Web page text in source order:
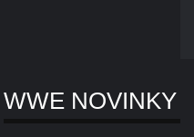
WWE NOVINKY